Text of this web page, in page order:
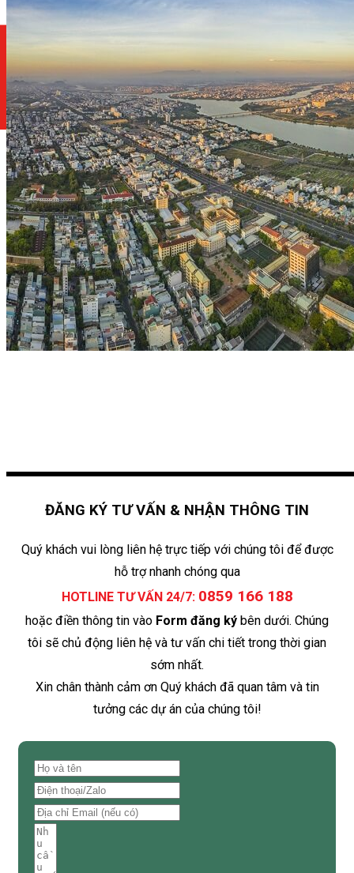
ĐĂNG KÝ TƯ VẤN & NHẬN THÔNG TIN
Quý khách vui lòng liên hệ trực tiếp với chúng tôi để được
hỗ trợ nhanh chóng qua
HOTLINE TƯ VẤN 24/7: 0859 166 188
hoặc điền thông tin vào Form đăng ký bên dưới. Chúng
tôi sẽ chủ động liên hệ và tư vấn chi tiết trong thời gian
sớm nhất.
Xin chân thành cảm ơn Quý khách đã quan tâm và tin
tưởng các dự án của chúng tôi!